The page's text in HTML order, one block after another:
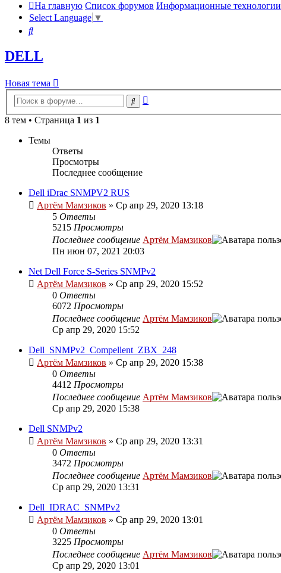
На главную Список форумов Информационные технологии
Select Language ▼
Поиск
DELL
Новая тема
Поиск
8 тем • Страница 1 из 1
Темы
Ответы
Просмотры
Последнее сообщение
Dell iDrac SNMPV2 RUS
Артём Мамзиков » Ср апр 29, 2020 13:18
5 Ответы
5215 Просмотры
Последнее сообщение Артём Мамзиков
Пн июн 07, 2021 20:03
Net Dell Force S-Series SNMPv2
Артём Мамзиков » Ср апр 29, 2020 15:52
0 Ответы
6072 Просмотры
Последнее сообщение Артём Мамзиков
Ср апр 29, 2020 15:52
Dell_SNMPv2_Compellent_ZBX_248
Артём Мамзиков » Ср апр 29, 2020 15:38
0 Ответы
4412 Просмотры
Последнее сообщение Артём Мамзиков
Ср апр 29, 2020 15:38
Dell SNMPv2
Артём Мамзиков » Ср апр 29, 2020 13:31
0 Ответы
3472 Просмотры
Последнее сообщение Артём Мамзиков
Ср апр 29, 2020 13:31
Dell_IDRAC_SNMPv2
Артём Мамзиков » Ср апр 29, 2020 13:01
0 Ответы
3225 Просмотры
Последнее сообщение Артём Мамзиков
Ср апр 29, 2020 13:01